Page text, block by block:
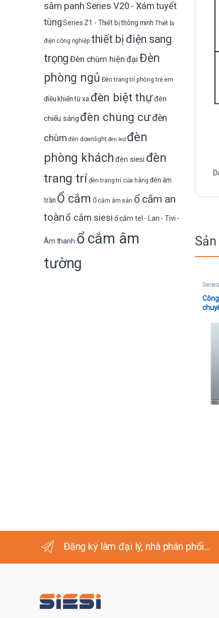
sâm panh Series V20 - Xám tuyết
tùng Series Z1 - Thiết bị thông minh Thiết bị
điện công nghiệp thiết bị điện sang
trọng Đèn chùm hiện đại Đèn
phòng ngủ Đèn trang trí phòng trẻ em
điều khiển từ xa đèn biệt thựđèn
chiếu sáng đèn chung cưđèn
chùm đèn downlight đèn led đèn
phòng khách đèn siesi đèn
trang trí đèn trang trí cửa hàng đèn âm
trần Ổ cắm Ổ cắm âm sàn ổ cắm an
toànổ cắm siesi ổ cắm tel - Lan - Tivi -
Âm thanh ổ cắm âm
tường
Đăng ký làm đại lý, nhà phân phối...